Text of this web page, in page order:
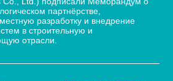
партнёрстве,
разработку и внедрение
в строительную и
отрасли.